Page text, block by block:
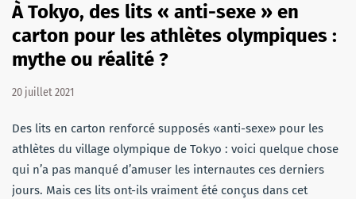
À Tokyo, des lits « anti-sexe » en
carton pour les athlètes olympiques :
mythe ou réalité ?
20 juillet 2021
Des lits en carton renforcé supposés «anti-sexe» pour les
athlètes du village olympique de Tokyo : voici quelque chose
qui n’a pas manqué d’amuser les internautes ces derniers
jours. Mais ces lits ont-ils vraiment été conçus dans cet